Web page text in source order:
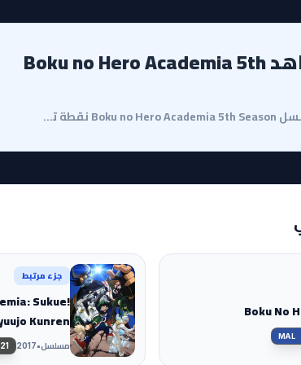
لماذا يجب أن تشاهد Boku no Hero Academia 5th
مقدمة وقصة الأنمييعد مسلسل Boku no Hero Academia 5th Season نقطة تحول مفصلية في مسيرة الأنمي الشهير،...
Boku No
MAL
جزء مرتبط
Sukue!
Kunren!
مسلسل•
2017